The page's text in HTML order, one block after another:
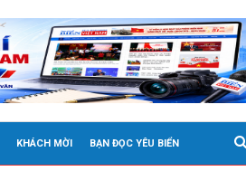
KHÁCH MỜI BẠN ĐỌC YÊU BIỂN